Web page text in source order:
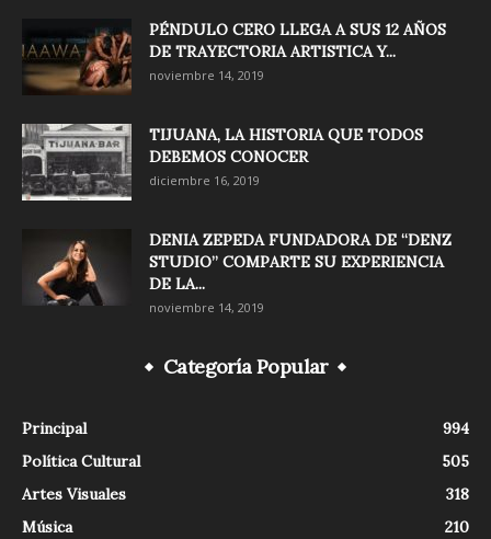
PÉNDULO CERO LLEGA A SUS 12 AÑOS
DE TRAYECTORIA ARTISTICA Y...
noviembre 14, 2019
TIJUANA, LA HISTORIA QUE TODOS
DEBEMOS CONOCER
diciembre 16, 2019
DENIA ZEPEDA FUNDADORA DE “DENZ
STUDIO” COMPARTE SU EXPERIENCIA
DE LA...
noviembre 14, 2019
Categoría Popular
Principal
994
Política Cultural
505
Artes Visuales
318
Música
210